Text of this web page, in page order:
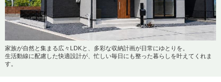
家族が自然と集まる広々LDKと、多彩な収納計画が日常にゆとりを。
生活動線に配慮した快適設計が、忙しい毎日にも整った暮らしを叶えてくれま
す。